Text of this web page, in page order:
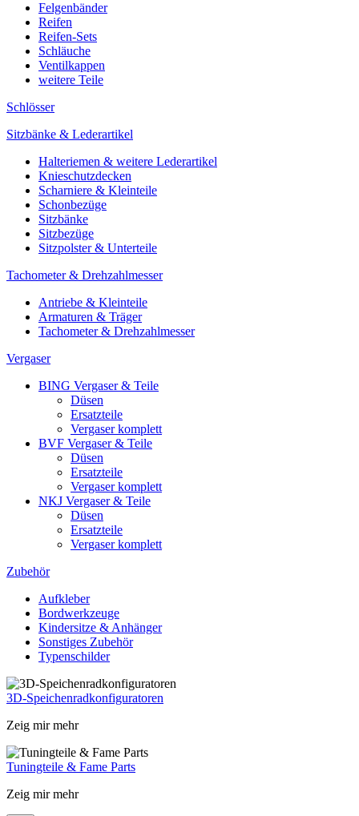
Felgenbänder
Reifen
Reifen-Sets
Schläuche
Ventilkappen
weitere Teile
Schlösser
Sitzbänke & Lederartikel
Halteriemen & weitere Lederartikel
Knieschutzdecken
Scharniere & Kleinteile
Schonbezüge
Sitzbänke
Sitzbezüge
Sitzpolster & Unterteile
Tachometer & Drehzahlmesser
Antriebe & Kleinteile
Armaturen & Träger
Tachometer & Drehzahlmesser
Vergaser
BING Vergaser & Teile
Düsen
Ersatzteile
Vergaser komplett
BVF Vergaser & Teile
Düsen
Ersatzteile
Vergaser komplett
NKJ Vergaser & Teile
Düsen
Ersatzteile
Vergaser komplett
Zubehör
Aufkleber
Bordwerkzeuge
Kindersitze & Anhänger
Sonstiges Zubehör
Typenschilder
3D-Speichenradkonfiguratoren
Zeig mir mehr
Tuningteile & Fame Parts
Zeig mir mehr